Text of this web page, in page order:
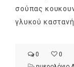
σούπας
γλυκού
0
0